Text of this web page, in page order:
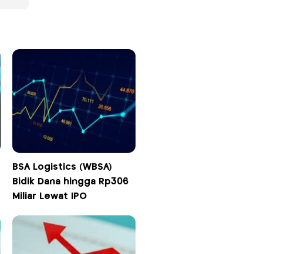
BSA Logistics (WBSA)
Bidik Dana hingga Rp306
Miliar Lewat IPO